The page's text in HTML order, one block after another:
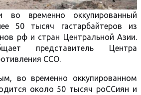
во временно оккупированный
50 тысяч гастарбайтеров из
рф и стран Центральной Азии.
представитель Центра
ССО.
во временно оккупированном
около 50 тысяч роССиян и